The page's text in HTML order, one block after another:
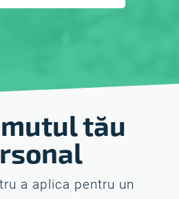
tău
a aplica pentru un